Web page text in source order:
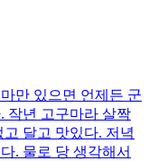
만 있으면 언제든 군
작년 고구마라 살짝
달고 맛있다. 저녁
. 물로 당 생각해서